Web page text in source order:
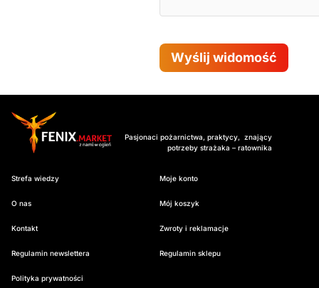
Wyślij widomość
Pasjonaci pożarnictwa, praktycy, znający
potrzeby strażaka – ratownika
Strefa wiedzy
O nas
Kontakt
Regulamin newslettera
Polityka prywatności
Moje konto
Mój koszyk
Zwroty i reklamacje
Regulamin sklepu